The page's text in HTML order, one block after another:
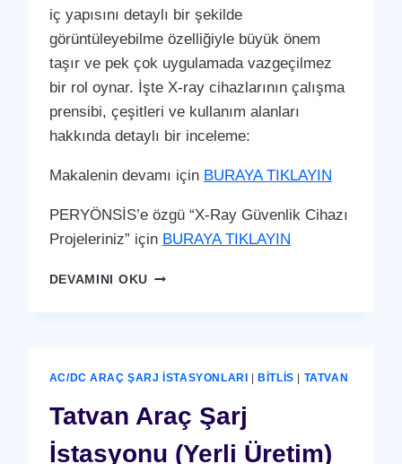
iç yapısını detaylı bir şekilde
görüntüleyebilme özelliğiyle büyük önem
taşır ve pek çok uygulamada vazgeçilmez
bir rol oynar. İşte X-ray cihazlarının çalışma
prensibi, çeşitleri ve kullanım alanları
hakkında detaylı bir inceleme:
Makalenin devamı için BURAYA TIKLAYIN
PERYÖNSİS’e özgü “X-Ray Güvenlik Cihazı
Projeleriniz” için BURAYA TIKLAYIN
DEVAMINI OKUTATVAN
AC/DC ARAÇ ŞARJ İSTASYONLARI BITLIS TATVAN
Tatvan Araç Şarj
İstasyonu (Yerli Üretim)